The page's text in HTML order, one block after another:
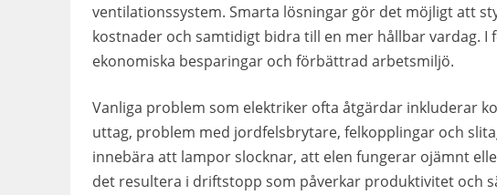
ventilationssystem. Smarta lösningar gör det möjligt att
kostnader och samtidigt bidra till en mer hållbar vardag. I
ekonomiska besparingar och förbättrad arbetsmiljö.
Vanliga problem som elektriker ofta åtgärdar inkluderar
uttag, problem med jordfelsbrytare, felkopplingar och
innebära att lampor slocknar, att elen fungerar ojämnt
det resultera i driftstopp som påverkar produktivitet och